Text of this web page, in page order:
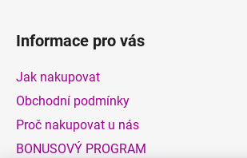
Informace pro vás
Jak nakupovat
Obchodní podmínky
Proč nakupovat u nás
BONUSOVÝ PROGRAM